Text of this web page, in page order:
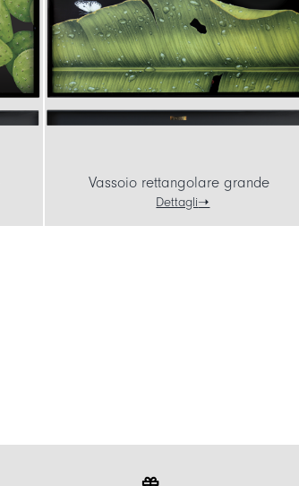
Vassoio rettangolare grande
Dettagli